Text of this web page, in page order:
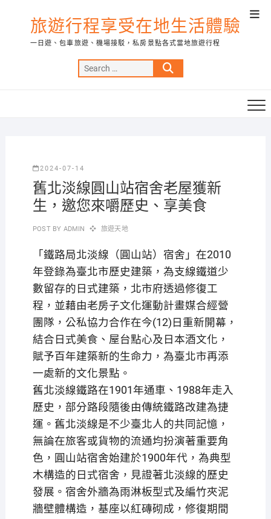
旅遊行程享受在地生活體驗
一日遊、包車旅遊、機場接駁，私房景點各式當地旅遊行程
Search
…
2024-07-14
舊北淡線圓山站宿舍老屋獲新
生，邀您來嚼歷史、享美食
POST BY ADMIN 旅遊天地
「鐵路局北淡線（圓山站）宿舍」在2010
年登錄為臺北市歷史建築，為支線鐵道少
數留存的日式建築，北市府透過修復工
程，並藉由老房子文化運動計畫媒合經營
團隊，公私協力合作在今(12)日重新開幕，
結合日式美食、屋台點心及日本酒文化，
賦予百年建築新的生命力，為臺北市再添
一處新的文化景點。
舊北淡線鐵路在1901年通車、1988年走入
歷史，部分路段隨後由傳統鐵路改建為捷
運。舊北淡線是不少臺北人的共同記憶，
無論在旅客或貨物的流通均扮演著重要角
色，圓山站宿舍始建於1900年代，為典型
木構造的日式宿舍，見證著北淡線的歷史
發展。宿舍外牆為雨淋板型式及編竹夾泥
牆壁體構造，基座以紅磚砌成，修復期間